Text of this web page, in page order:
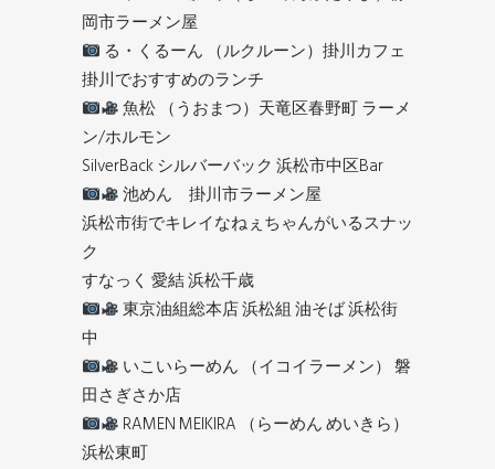
岡市ラーメン屋
る・くるーん （ルクルーン）掛川カフェ
掛川でおすすめのランチ
魚松 （うおまつ）天竜区春野町 ラーメ
ン/ホルモン
SilverBack シルバーバック 浜松市中区Bar
池めん 掛川市ラーメン屋
浜松市街でキレイなねぇちゃんがいるスナッ
ク
すなっく 愛結 浜松千歳
東京油組総本店 浜松組 油そば 浜松街
中
いこいらーめん （イコイラーメン） 磐
田さぎさか店
RAMEN MEIKIRA （らーめん めいきら）
浜松東町